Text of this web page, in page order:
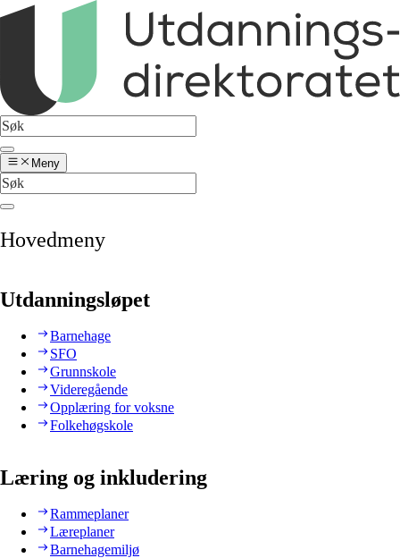
Meny
Hovedmeny
Utdanningsløpet
Barnehage
SFO
Grunnskole
Videregående
Opplæring for voksne
Folkehøgskole
Læring og inkludering
Rammeplaner
Læreplaner
Barnehagemiljø